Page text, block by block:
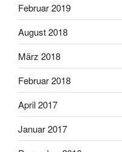
Februar 2019
August 2018
März 2018
Februar 2018
April 2017
Januar 2017